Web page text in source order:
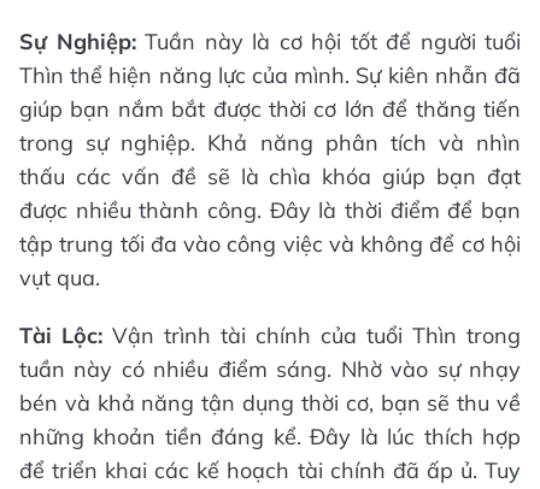
Sự Nghiệp: Tuần này là cơ hội tốt để người tuổi
Thìn thể hiện năng lực của mình. Sự kiên nhẫn đã
giúp bạn nắm bắt được thời cơ lớn để thăng tiến
trong sự nghiệp. Khả năng phân tích và nhìn
thấu các vấn đề sẽ là chìa khóa giúp bạn đạt
được nhiều thành công. Đây là thời điểm để bạn
tập trung tối đa vào công việc và không để cơ hội
vụt qua.
Tài Lộc: Vận trình tài chính của tuổi Thìn trong
tuần này có nhiều điểm sáng. Nhờ vào sự nhạy
bén và khả năng tận dụng thời cơ, bạn sẽ thu về
những khoản tiền đáng kể. Đây là lúc thích hợp
để triển khai các kế hoạch tài chính đã ấp ủ. Tuy